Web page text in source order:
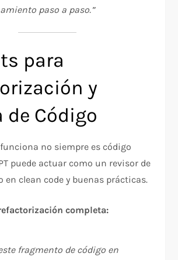
paso a paso.”
para
y
de Código
no siempre es código
puede actuar como un revisor de
en clean code y buenas prácticas.
completa:
fragmento de código en